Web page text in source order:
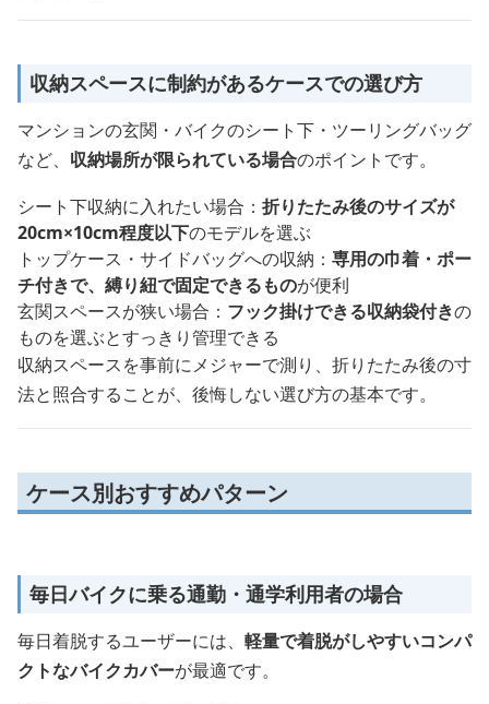
収納スペースに制約があるケースでの選び方
マンションの玄関・バイクのシート下・ツーリングバッグ
など、 収納場所が限られている場合のポイントです。
シート下収納に入れたい場合： 折りたたみ後のサイズが
20cm×10cm程度以下のモデルを選ぶ
トップケース・サイドバッグへの収納： 専用の巾着・ポー
チ付きで、縛り紐で固定できるものが便利
玄関スペースが狭い場合： フック掛けできる収納袋付きの
ものを選ぶとすっきり管理できる
収納スペースを事前にメジャーで測り、折りたたみ後の寸
法と照合することが、後悔しない選び方の基本です。
ケース別おすすめパターン
毎日バイクに乗る通勤・通学利用者の場合
毎日着脱するユーザーには、 軽量で着脱がしやすいコンパ
クトなバイクカバーが最適です。